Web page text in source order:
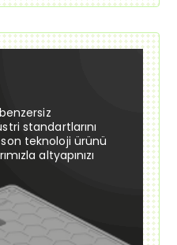
standartlarını
teknoloji ürünü
altyapınızı